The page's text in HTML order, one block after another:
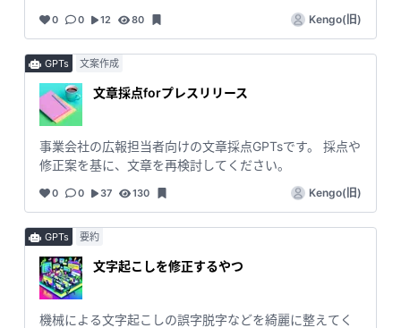
0 0 12 80 Kengo(旧)
GPTs 文案作成
文章採点forプレスリリース
事業会社の広報担当者向けの文章採点GPTsです。 採点や
修正案を基に、文章を再検討してください。
0 0 37 130 Kengo(旧)
GPTs 要約
文字起こしを修正するやつ
機械による文字起こしの誤字脱字などを綺麗に整えてく